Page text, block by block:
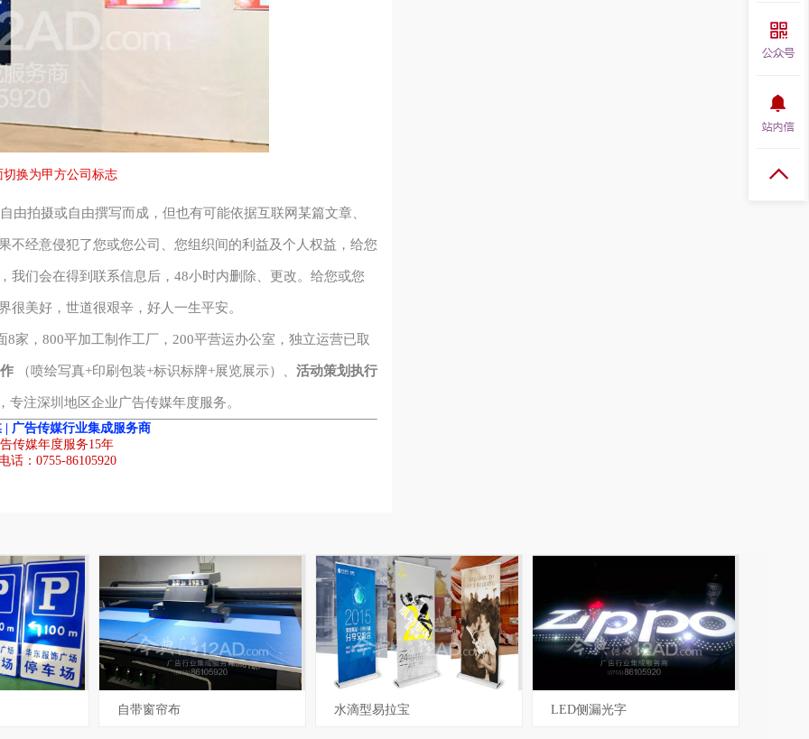
换为甲方公司标志
拍摄或自由撰写而成，但也有可能依据互联网某篇文章、
不经意侵犯了您或您公司、您组织间的利益及个人权益，给您
我们会在得到联系信息后，48小时内删除、更改。给您或您
美好，世道很艰辛，好人一生平安。
8家，800平加工制作工厂，200平营运办公室，独立运营已取
（喷绘写真+印刷包装+标识标牌+展览展示）、 活动策划执行
专注深圳地区企业广告传媒年度服务。
| 广告传媒行业集成服务商
传媒年度服务15年
话：0755-86105920
自带窗帘布 水滴型易拉宝 LED侧漏光字